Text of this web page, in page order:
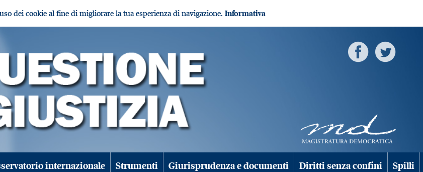
dei cookie al fine di migliorare la tua esperienza di navigazione. Informativa
internazionale Strumenti Giurisprudenza e documenti Diritti senza confini Spilli